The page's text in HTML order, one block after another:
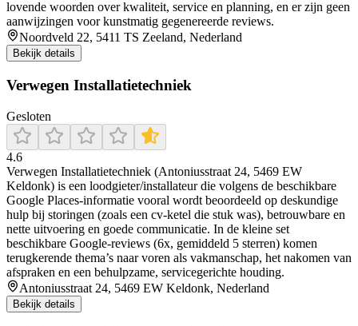
lovende woorden over kwaliteit, service en planning, en er zijn geen
aanwijzingen voor kunstmatig gegenereerde reviews.
Noordveld 22, 5411 TS Zeeland, Nederland
Bekijk details
Verwegen Installatietechniek
Gesloten
4.6
Verwegen Installatietechniek (Antoniusstraat 24, 5469 EW
Keldonk) is een loodgieter/installateur die volgens de beschikbare
Google Places-informatie vooral wordt beoordeeld op deskundige
hulp bij storingen (zoals een cv-ketel die stuk was), betrouwbare en
nette uitvoering en goede communicatie. In de kleine set
beschikbare Google-reviews (6x, gemiddeld 5 sterren) komen
terugkerende thema’s naar voren als vakmanschap, het nakomen van
afspraken en een behulpzame, servicegerichte houding.
Antoniusstraat 24, 5469 EW Keldonk, Nederland
Bekijk details